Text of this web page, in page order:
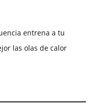
entrena a tu
las olas de calor